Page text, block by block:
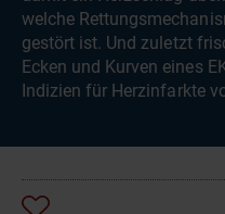
welche
gestört ist. Und zuletzt
Ecken und Kurven eines
Indizien für Herzinfarkte